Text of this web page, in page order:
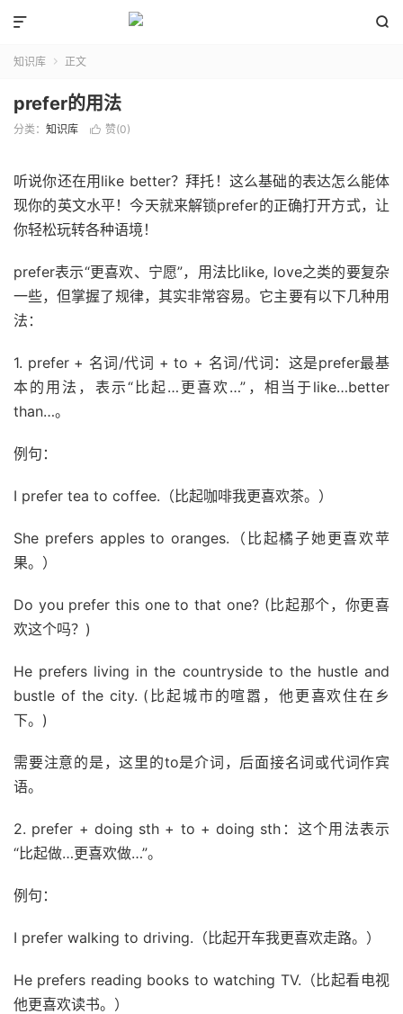


知识库  正文
prefer的用法
分类： 知识库  赞(0)
听说你还在用like better？拜托！这么基础的表达怎么能体
现你的英文水平！今天就来解锁prefer的正确打开方式，让
你轻松玩转各种语境！
prefer表示“更喜欢、宁愿”，用法比like, love之类的要复杂
一些，但掌握了规律，其实非常容易。它主要有以下几种用
法：
1. prefer + 名词/代词 + to + 名词/代词：这是prefer最基
本的用法，表示“比起…更喜欢…”，相当于like…better
than…。
例句：
I prefer tea to coffee.（比起咖啡我更喜欢茶。）
She prefers apples to oranges.（比起橘子她更喜欢苹
果。）
Do you prefer this one to that one? (比起那个，你更喜
欢这个吗？)
He prefers living in the countryside to the hustle and
bustle of the city. (比起城市的喧嚣，他更喜欢住在乡
下。)
需要注意的是，这里的to是介词，后面接名词或代词作宾
语。
2. prefer + doing sth + to + doing sth：这个用法表示
“比起做…更喜欢做…”。
例句：
I prefer walking to driving.（比起开车我更喜欢走路。）
He prefers reading books to watching TV.（比起看电视
他更喜欢读书。）